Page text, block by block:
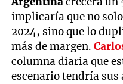
implicaría que no
2024, sino que lo
más de margen.
columna diaria que
escenario tendría sus